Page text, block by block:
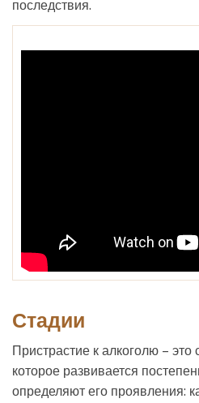
последствия.
Стадии
Пристрастие к алкоголю – это
которое развивается
определяют его проявления: